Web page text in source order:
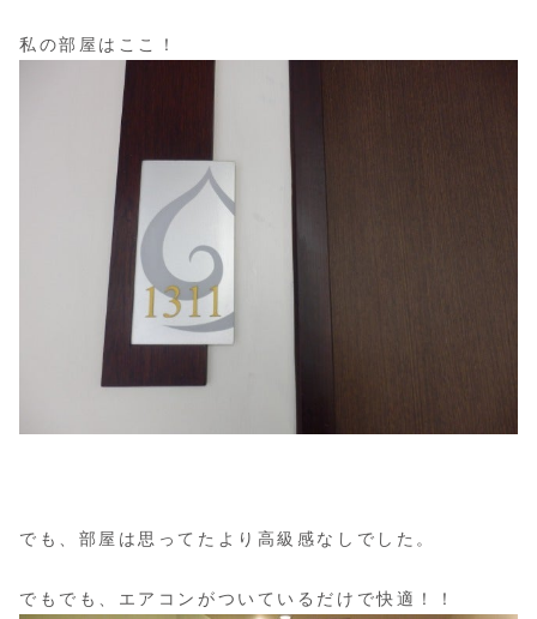
私の部屋はここ！
でも、部屋は思ってたより高級感なしでした。
でもでも、エアコンがついているだけで快適！！